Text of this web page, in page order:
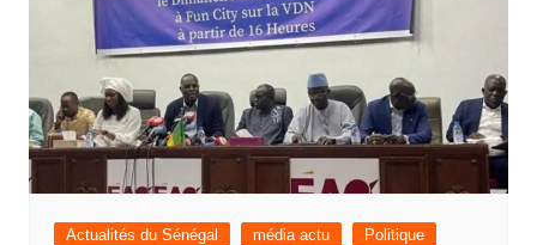
Actualités du Sénégal média actu Politique